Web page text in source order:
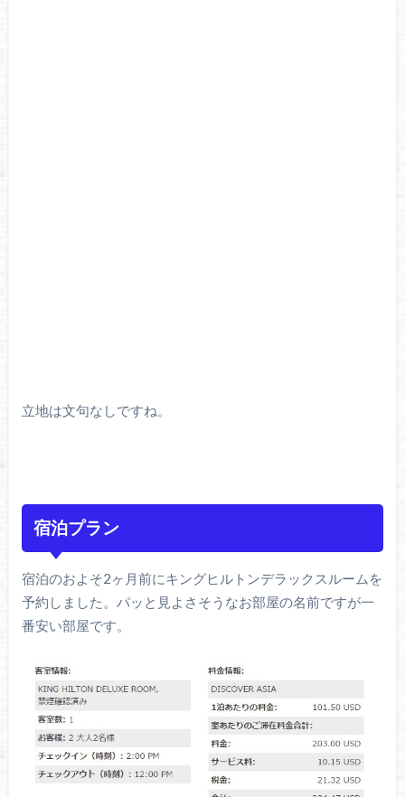
立地は文句なしですね。
宿泊プラン
宿泊のおよそ2ヶ月前にキングヒルトンデラックスルームを
予約しました。パッと見よさそうなお部屋の名前ですが一
番安い部屋です。